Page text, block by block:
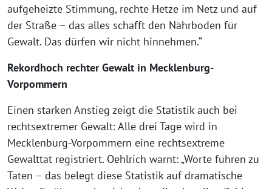
aufgeheizte Stimmung, rechte Hetze im Netz und auf
der Straße – das alles schafft den Nährboden für
Gewalt. Das dürfen wir nicht hinnehmen.“
Rekordhoch rechter Gewalt in Mecklenburg-
Vorpommern
Einen starken Anstieg zeigt die Statistik auch bei
rechtsextremer Gewalt: Alle drei Tage wird in
Mecklenburg-Vorpommern eine rechtsextreme
Gewalttat registriert. Oehlrich warnt: „Worte führen zu
Taten – das belegt diese Statistik auf dramatische